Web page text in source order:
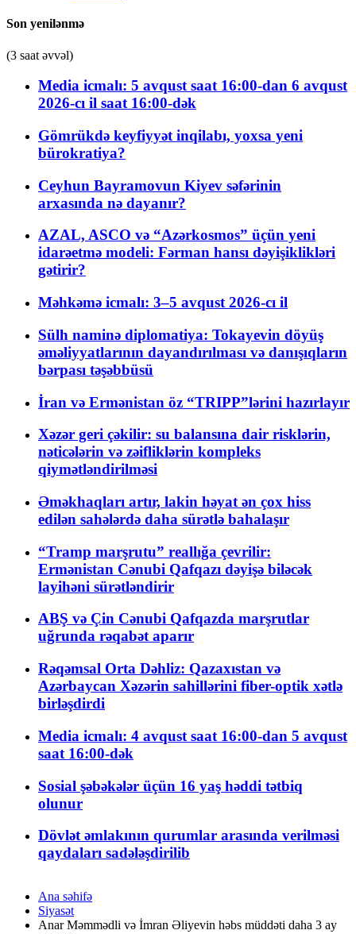
Son yenilənmə
(3 saat əvvəl)
Media icmalı: 5 avqust saat 16:00-dan 6 avqust
2026-cı il saat 16:00-dək
Gömrükdə keyfiyyət inqilabı, yoxsa yeni
bürokratiya?
Ceyhun Bayramovun Kiyev səfərinin
arxasında nə dayanır?
AZAL, ASCO və “Azərkosmos” üçün yeni
idarəetmə modeli: Fərman hansı dəyişiklikləri
gətirir?
Məhkəmə icmalı: 3–5 avqust 2026-cı il
Sülh naminə diplomatiya: Tokayevin döyüş
əməliyyatlarının dayandırılması və danışıqların
bərpası təşəbbüsü
İran və Ermənistan öz “TRIPP”lərini hazırlayır
Xəzər geri çəkilir: su balansına dair risklərin,
nəticələrin və zəifliklərin kompleks
qiymətləndirilməsi
Əməkhaqları artır, lakin həyat ən çox hiss
edilən sahələrdə daha sürətlə bahalaşır
“Tramp marşrutu” reallığa çevrilir:
Ermənistan Cənubi Qafqazı dəyişə biləcək
layihəni sürətləndirir
ABŞ və Çin Cənubi Qafqazda marşrutlar
uğrunda rəqabət aparır
Rəqəmsal Orta Dəhliz: Qazaxıstan və
Azərbaycan Xəzərin sahillərini fiber-optik xətlə
birləşdirdi
Media icmalı: 4 avqust saat 16:00-dan 5 avqust
saat 16:00-dək
Sosial şəbəkələr üçün 16 yaş həddi tətbiq
olunur
Dövlət əmlakının qurumlar arasında verilməsi
qaydaları sadələşdirilib
Ana səhifə
Siyasət
Anar Məmmədli və İmran Əliyevin həbs müddəti daha 3 ay